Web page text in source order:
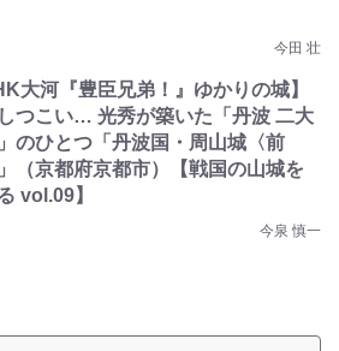
今田 壮
大河『豊臣兄弟！』ゆかりの城】
つこい… 光秀が築いた「丹波 二大
のひとつ「丹波国・周山城〈前
（京都府京都市）【戦国の山城を
vol.09】
今泉 慎一